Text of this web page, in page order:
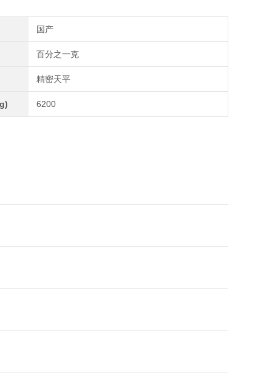
国产
百分之一克
精密天平
6200